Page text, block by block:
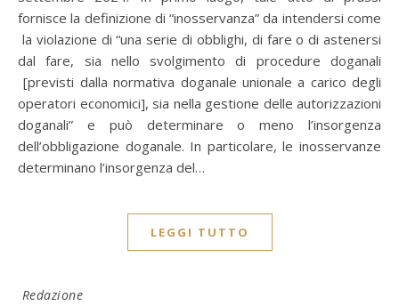
fornisce la definizione di “inosservanza” da intendersi come
la violazione di “una serie di obblighi, di fare o di astenersi
dal fare, sia nello svolgimento di procedure doganali
[previsti dalla normativa doganale unionale a carico degli
operatori economici], sia nella gestione delle autorizzazioni
doganali” e può determinare o meno l’insorgenza
dell’obbligazione doganale. In particolare, le inosservanze
determinano l’insorgenza del…
LEGGI TUTTO
Redazione